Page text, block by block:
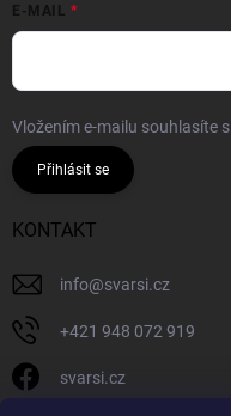
E-MAIL
Vložením e-mailu souhlasíte s
Přihlásit se
KONTAKT
info@svarsi.cz
+421 948 072 919
svarsi.cz